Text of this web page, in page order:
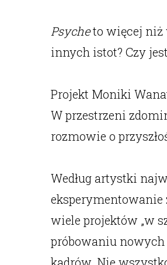
Psycheto więcej niż
innych istot? Czy
Projekt Moniki
W przestrzeni
rozmowie o
Według artystki
eksperymentowanie
wiele projektów „w
próbowaniu nowych